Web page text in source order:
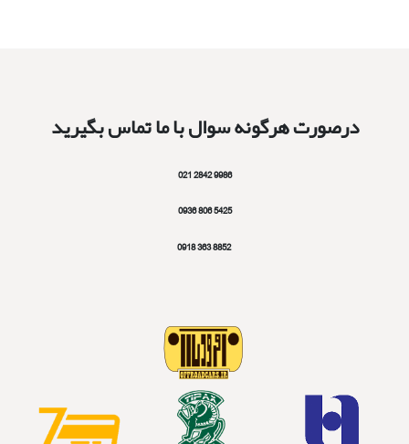
درصورت هرگونه سوال با ما تماس بگیرید
9986 2842 021
5425 806 0936
8852 363 0918